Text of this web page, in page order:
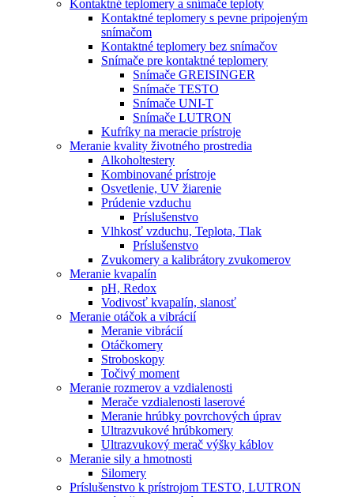
Kontaktné teplomery a snímače teploty
Kontaktné teplomery s pevne pripojeným
snímačom
Kontaktné teplomery bez snímačov
Snímače pre kontaktné teplomery
Snímače GREISINGER
Snímače TESTO
Snímače UNI-T
Snímače LUTRON
Kufríky na meracie prístroje
Meranie kvality životného prostredia
Alkoholtestery
Kombinované prístroje
Osvetlenie, UV žiarenie
Prúdenie vzduchu
Príslušenstvo
Vlhkosť vzduchu, Teplota, Tlak
Príslušenstvo
Zvukomery a kalibrátory zvukomerov
Meranie kvapalín
pH, Redox
Vodivosť kvapalín, slanosť
Meranie otáčok a vibrácií
Meranie vibrácií
Otáčkomery
Stroboskopy
Točivý moment
Meranie rozmerov a vzdialenosti
Merače vzdialenosti laserové
Meranie hrúbky povrchových úprav
Ultrazvukové hrúbkomery
Ultrazvukový merač výšky káblov
Meranie sily a hmotnosti
Silomery
Príslušenstvo k prístrojom TESTO, LUTRON